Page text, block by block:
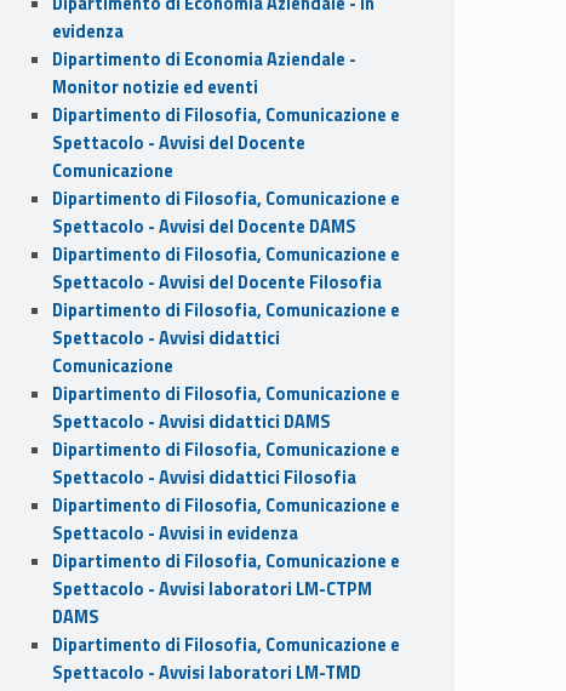
evidenza
Dipartimento di Economia Aziendale -
Monitor notizie ed eventi
Dipartimento di Filosofia, Comunicazione e
Spettacolo - Avvisi del Docente
Comunicazione
Dipartimento di Filosofia, Comunicazione e
Spettacolo - Avvisi del Docente DAMS
Dipartimento di Filosofia, Comunicazione e
Spettacolo - Avvisi del Docente Filosofia
Dipartimento di Filosofia, Comunicazione e
Spettacolo - Avvisi didattici
Comunicazione
Dipartimento di Filosofia, Comunicazione e
Spettacolo - Avvisi didattici DAMS
Dipartimento di Filosofia, Comunicazione e
Spettacolo - Avvisi didattici Filosofia
Dipartimento di Filosofia, Comunicazione e
Spettacolo - Avvisi in evidenza
Dipartimento di Filosofia, Comunicazione e
Spettacolo - Avvisi laboratori LM-CTPM
DAMS
Dipartimento di Filosofia, Comunicazione e
Spettacolo - Avvisi laboratori LM-TMD